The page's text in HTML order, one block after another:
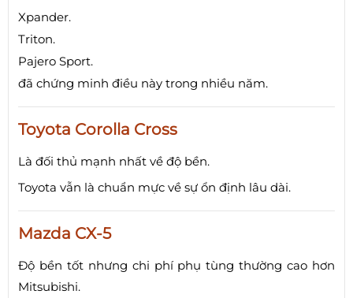
Xpander.
Triton.
Pajero Sport.
đã chứng minh điều này trong nhiều năm.
Toyota Corolla Cross
Là đối thủ mạnh nhất về độ bền.
Toyota vẫn là chuẩn mực về sự ổn định lâu dài.
Mazda CX-5
Độ bền tốt nhưng chi phí phụ tùng thường cao hơn
Mitsubishi.